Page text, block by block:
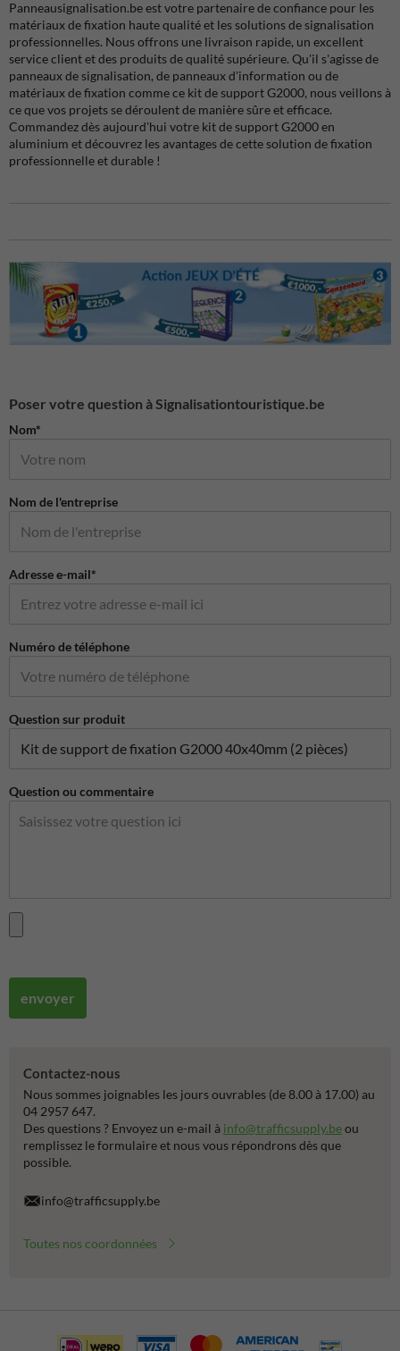
Panneausignalisation.be est votre partenaire de confiance pour les
matériaux de fixation haute qualité et les solutions de signalisation
professionnelles. Nous offrons une livraison rapide, un excellent
service client et des produits de qualité supérieure. Qu'il s'agisse de
panneaux de signalisation, de panneaux d'information ou de
matériaux de fixation comme ce kit de support G2000, nous veillons à
ce que vos projets se déroulent de manière sûre et efficace.
Commandez dès aujourd'hui votre kit de support G2000 en
aluminium et découvrez les avantages de cette solution de fixation
professionnelle et durable !
Poser votre question à Signalisationtouristique.be
Nom*
Nom de l'entreprise
Adresse e-mail*
Numéro de téléphone
Question sur produit
Question ou commentaire
envoyer
Contactez-nous
Nous sommes joignables les jours ouvrables (de 8.00 à 17.00) au
04 2957 647.
Des questions ? Envoyez un e-mail à info@trafficsupply.beou
remplissez le formulaire et nous vous répondrons dès que
possible.
info@trafficsupply.be
Toutes nos coordonnées